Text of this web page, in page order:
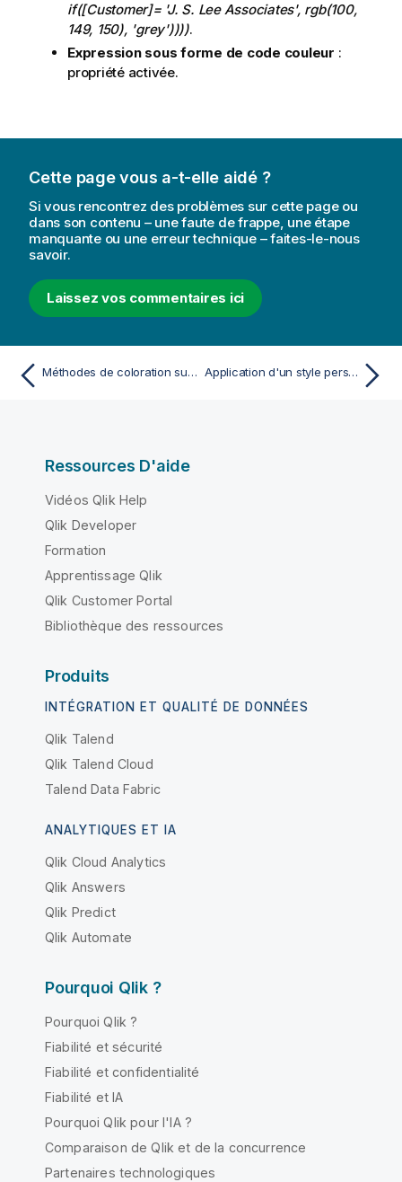
if([Customer]= 'J. S. Lee Associates', rgb(100,
149, 150), 'grey')))).
Expression sous forme de code couleur :
propriété activée.
Cette page vous a-t-elle aidé ?
Si vous rencontrez des problèmes sur cette page ou
dans son contenu – une faute de frappe, une étape
manquante ou une erreur technique – faites-le-nous
savoir.
Laissez vos commentaires ici
Méthodes de coloration supportées dans les visualisations Application d'un style personnalisé à une visualisation
Ressources D'aide
Vidéos Qlik Help
Qlik Developer
Formation
Apprentissage Qlik
Qlik Customer Portal
Bibliothèque des ressources
Produits
INTÉGRATION ET QUALITÉ DE DONNÉES
Qlik Talend
Qlik Talend Cloud
Talend Data Fabric
ANALYTIQUES ET IA
Qlik Cloud Analytics
Qlik Answers
Qlik Predict
Qlik Automate
Pourquoi Qlik ?
Pourquoi Qlik ?
Fiabilité et sécurité
Fiabilité et confidentialité
Fiabilité et IA
Pourquoi Qlik pour l'IA ?
Comparaison de Qlik et de la concurrence
Partenaires technologiques